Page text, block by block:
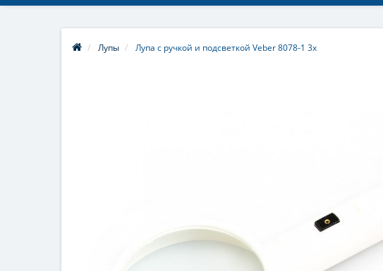
Лупы Лупа с ручкой и подсветкой Veber 8078-1 3x